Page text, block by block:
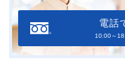
電話
10:00～